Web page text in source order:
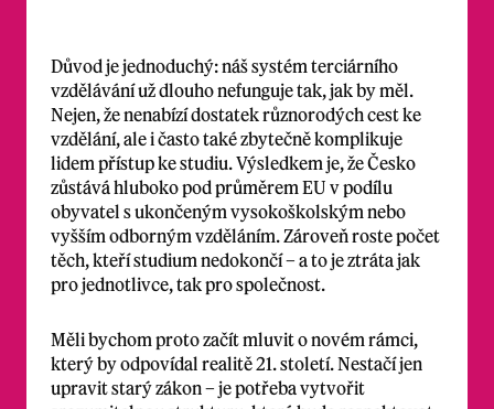
Důvod je jednoduchý: náš systém terciárního
vzdělávání už dlouho nefunguje tak, jak by měl.
Nejen, že nenabízí dostatek různorodých cest ke
vzdělání, ale i často také zbytečně komplikuje
lidem přístup ke studiu. Výsledkem je, že Česko
zůstává hluboko pod průměrem EU v podílu
obyvatel s ukončeným vysokoškolským nebo
vyšším odborným vzděláním. Zároveň roste počet
těch, kteří studium nedokončí – a to je ztráta jak
pro jednotlivce, tak pro společnost.
Měli bychom proto začít mluvit o novém rámci,
který by odpovídal realitě 21. století. Nestačí jen
upravit starý zákon – je potřeba vytvořit